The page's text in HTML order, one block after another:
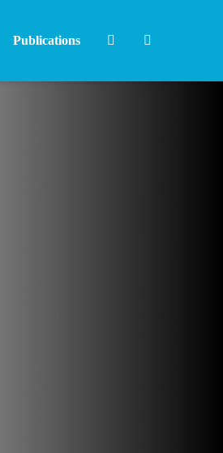
Publications